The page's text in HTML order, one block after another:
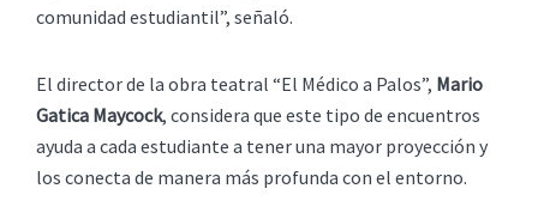
comunidad estudiantil”, señaló.
El director de la obra teatral “El Médico a Palos”, Mario
Gatica Maycock, considera que este tipo de encuentros
ayuda a cada estudiante a tener una mayor proyección y
los conecta de manera más profunda con el entorno.